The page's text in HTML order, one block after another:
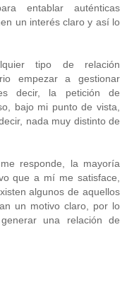
entablar auténticas
un interés claro y así lo
tipo de relación
empezar a gestionar
decir, la petición de
bajo mi punto de vista,
nada muy distinto de
responde, la mayoría
que a mí me satisface,
algunos de aquellos
un motivo claro, por lo
una relación de